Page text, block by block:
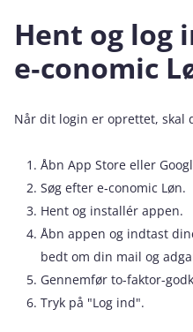
Hent og log
e‑conomic
Når dit login er oprettet, skal
Åbn App Store eller
Søg efter e‑conomic Løn.
Hent og installér appen.
Åbn appen og indtast
bedt om din mail og
Gennemfør to-faktor-
Tryk på "Log ind".